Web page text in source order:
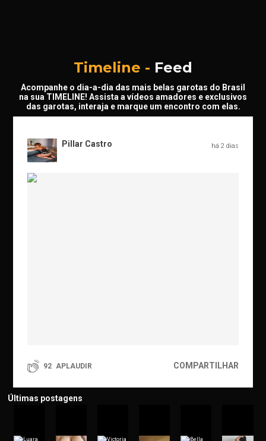
Timeline - Feed
Acompanhe o dia-a-dia das mais belas garotas do Brasil
na sua TIMELINE! Assista a vídeos amadores e exclusivos
das garotas, interaja e marque um encontro com elas.
Pillar Castro há 2 dias
92 APLAUDIR COMPARTILHAR
Últimas postagens